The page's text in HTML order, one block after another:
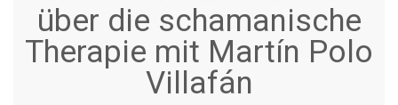
über die schamanische
Therapie mit Martín Polo
Villafán